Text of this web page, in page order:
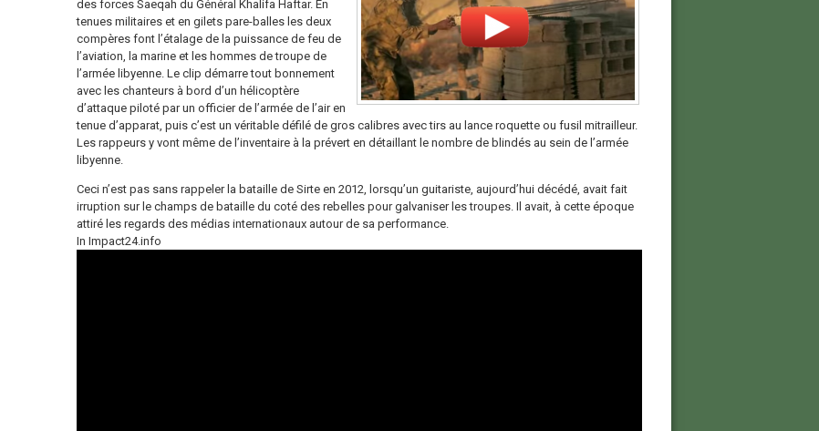
des forces Saeqah du Général Khalifa Haftar. En
tenues militaires et en gilets pare-balles les deux
compères font l’étalage de la puissance de feu de
l’aviation, la marine et les hommes de troupe de
l’armée libyenne. Le clip démarre tout bonnement
avec les chanteurs à bord d’un hélicoptère
d’attaque piloté par un officier de l’armée de l’air en
tenue d’apparat, puis c’est un véritable défilé de gros calibres avec tirs au lance roquette ou fusil mitrailleur.
Les rappeurs y vont même de l’inventaire à la prévert en détaillant le nombre de blindés au sein de l’armée
libyenne.
Ceci n’est pas sans rappeler la bataille de Sirte en 2012, lorsqu’un guitariste, aujourd’hui décédé, avait fait
irruption sur le champs de bataille du coté des rebelles pour galvaniser les troupes. Il avait, à cette époque
attiré les regards des médias internationaux autour de sa performance.
In Impact24.info